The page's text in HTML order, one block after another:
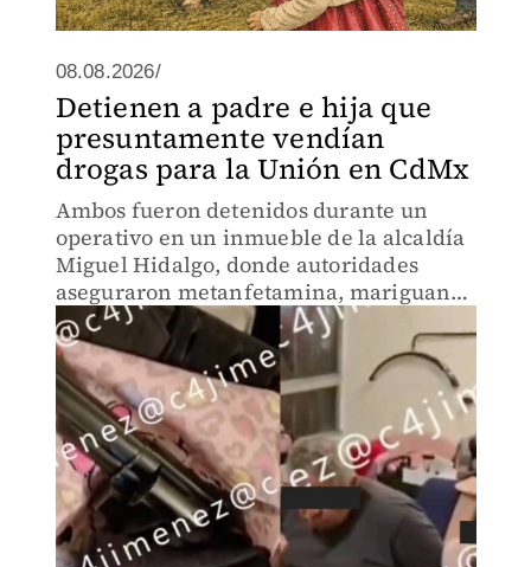
08.08.2026/
Detienen a padre e hija que
presuntamente vendían
drogas para la Unión en CdMx
Ambos fueron detenidos durante un
operativo en un inmueble de la alcaldía
Miguel Hidalgo, donde autoridades
aseguraron metanfetamina, mariguana
y armas de fuego.